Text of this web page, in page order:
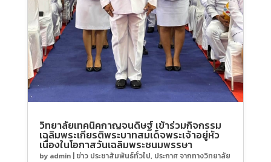
วิทยาลัยเทคนิคกาญจนดิษฐ์ เข้าร่วมกิจกรรม
เฉลิมพระเกียรติพระบาทสมเด็จพระเจ้าอยู่หัว
เนื่องในโอกาสวันเฉลิมพระชนมพรรษา
by admin| ข่าว ประชาสัมพันธ์ทั่วไป, ประกาศ จากทางวิทยาลัย